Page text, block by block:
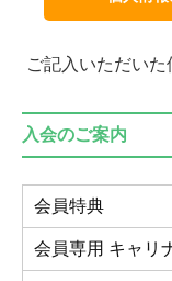
ご記入いただいた
入会のご案内
会員特典
会員専用 キャリ